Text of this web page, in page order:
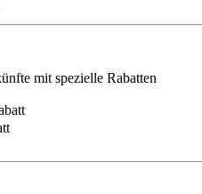
mit spezielle Rabatten